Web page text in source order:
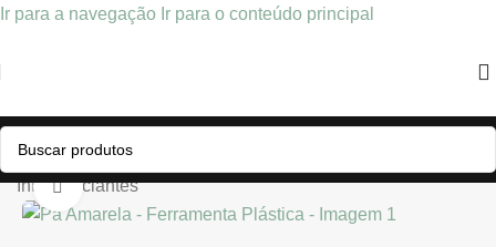
Ir para a navegação Ir para o conteúdo principal
Início/Iniciantes
Clique para ampliar